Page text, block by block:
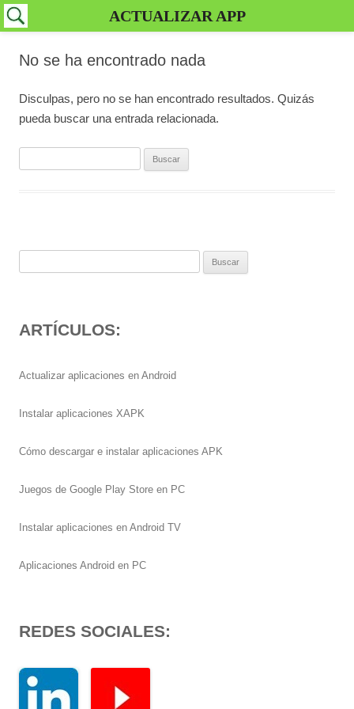
No se ha encontrado nada
Disculpas, pero no se han encontrado resultados. Quizás
pueda buscar una entrada relacionada.
ARTÍCULOS:
Actualizar aplicaciones en Android
Instalar aplicaciones XAPK
Cómo descargar e instalar aplicaciones APK
Juegos de Google Play Store en PC
Instalar aplicaciones en Android TV
Aplicaciones Android en PC
REDES SOCIALES:
ACTUALIZAR APP